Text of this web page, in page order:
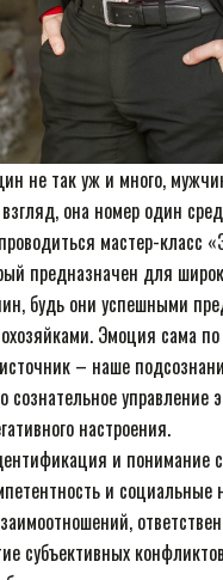
не так уж и много,
она номер один
мастер-класс
предназначен для
будь они успешными
Эмоция сама по
– наше
сознательное управление
настроения.
и понимание
и социальные
субъективных